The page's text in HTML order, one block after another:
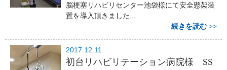
脳梗塞リハビリセンター池袋様にて安全懸架装
置を導入頂きました...
続きを読む
2017.12.11
初台リハビリテーション病院様 SS